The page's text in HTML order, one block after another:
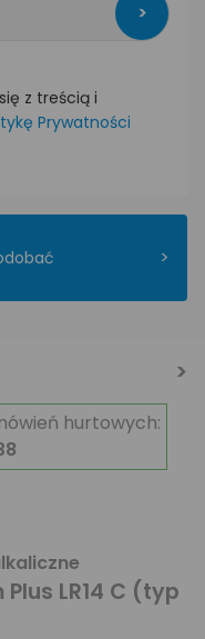
>
z treścią i
Prywatności
>
hurtowych:
LR14 C (typ